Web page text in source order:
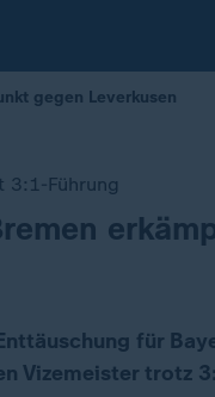
gegen Leverkusen
3:1-Führung
für
Vizemeister trotz